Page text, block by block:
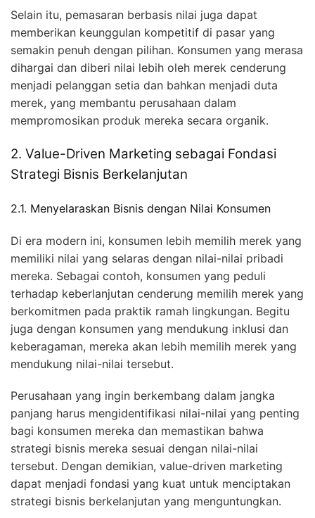
Selain itu, pemasaran berbasis nilai juga dapat
memberikan keunggulan kompetitif di pasar yang
semakin penuh dengan pilihan. Konsumen yang merasa
dihargai dan diberi nilai lebih oleh merek cenderung
menjadi pelanggan setia dan bahkan menjadi duta
merek, yang membantu perusahaan dalam
mempromosikan produk mereka secara organik.
2. Value-Driven Marketing sebagai Fondasi
Strategi Bisnis Berkelanjutan
2.1. Menyelaraskan Bisnis dengan Nilai Konsumen
Di era modern ini, konsumen lebih memilih merek yang
memiliki nilai yang selaras dengan nilai-nilai pribadi
mereka. Sebagai contoh, konsumen yang peduli
terhadap keberlanjutan cenderung memilih merek yang
berkomitmen pada praktik ramah lingkungan. Begitu
juga dengan konsumen yang mendukung inklusi dan
keberagaman, mereka akan lebih memilih merek yang
mendukung nilai-nilai tersebut.
Perusahaan yang ingin berkembang dalam jangka
panjang harus mengidentifikasi nilai-nilai yang penting
bagi konsumen mereka dan memastikan bahwa
strategi bisnis mereka sesuai dengan nilai-nilai
tersebut. Dengan demikian, value-driven marketing
dapat menjadi fondasi yang kuat untuk menciptakan
strategi bisnis berkelanjutan yang menguntungkan.